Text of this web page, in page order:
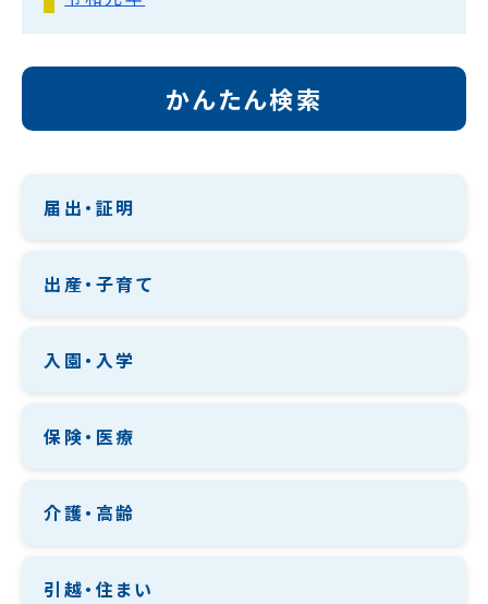
かんたん検索
届出・証明
出産・子育て
入園・入学
保険・医療
介護・高齢
引越・住まい